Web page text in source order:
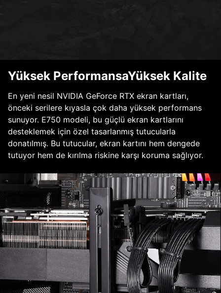
Yüksek PerformansaYüksek Kalite
En yeni nesil NVIDIA GeForce RTX ekran kartları,
önceki serilere kıyasla çok daha yüksek performans
sunuyor. E750 modeli, bu güçlü ekran kartlarını
desteklemek için özel tasarlanmış tutucularla
donatılmış. Bu tutucular, ekran kartını hem dengede
tutuyor hem de kırılma riskine karşı koruma sağlıyor.